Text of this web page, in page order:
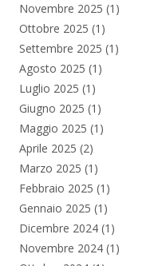
Novembre 2025 (1)
Ottobre 2025 (1)
Settembre 2025 (1)
Agosto 2025 (1)
Luglio 2025 (1)
Giugno 2025 (1)
Maggio 2025 (1)
Aprile 2025 (2)
Marzo 2025 (1)
Febbraio 2025 (1)
Gennaio 2025 (1)
Dicembre 2024 (1)
Novembre 2024 (1)